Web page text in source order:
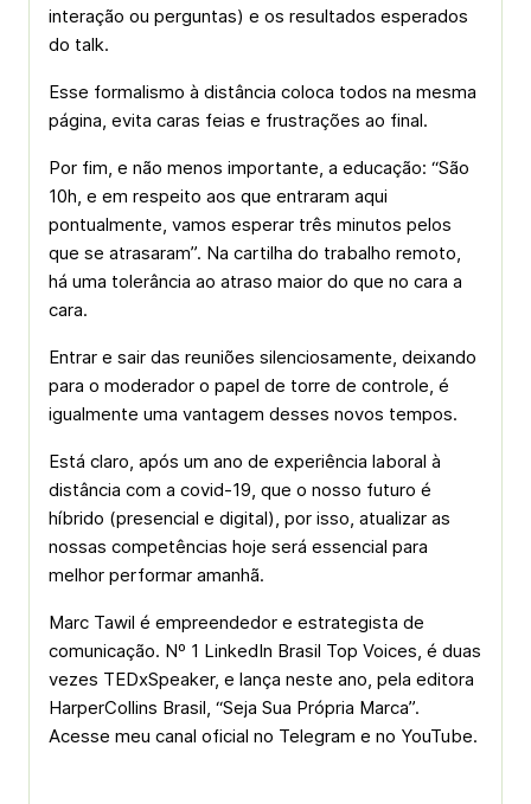
interação ou perguntas) e os resultados esperados
do talk.
Esse formalismo à distância coloca todos na mesma
página, evita caras feias e frustrações ao final.
Por fim, e não menos importante, a educação: “São
10h, e em respeito aos que entraram aqui
pontualmente, vamos esperar três minutos pelos
que se atrasaram”. Na cartilha do trabalho remoto,
há uma tolerância ao atraso maior do que no cara a
cara.
Entrar e sair das reuniões silenciosamente, deixando
para o moderador o papel de torre de controle, é
igualmente uma vantagem desses novos tempos.
Está claro, após um ano de experiência laboral à
distância com a covid-19, que o nosso futuro é
híbrido (presencial e digital), por isso, atualizar as
nossas competências hoje será essencial para
melhor performar amanhã.
Marc Tawil é empreendedor e estrategista de
comunicação. Nº 1 LinkedIn Brasil Top Voices, é duas
vezes TEDxSpeaker, e lança neste ano, pela editora
HarperCollins Brasil, “Seja Sua Própria Marca”.
Acesse meu canal oficial no Telegram e no YouTube.